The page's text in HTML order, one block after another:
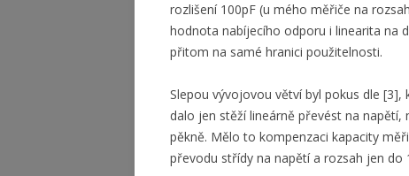
rozlišení 100pF (u mého měřiče na
hodnota nabíjecího odporu i linearita na
přitom na samé hranici použitelnosti.
Slepou vývojovou větví byl pokus dle [3],
dalo jen stěží lineárně převést na
pěkně. Mělo to kompenzaci kapacity
převodu střídy na napětí a rozsah jen